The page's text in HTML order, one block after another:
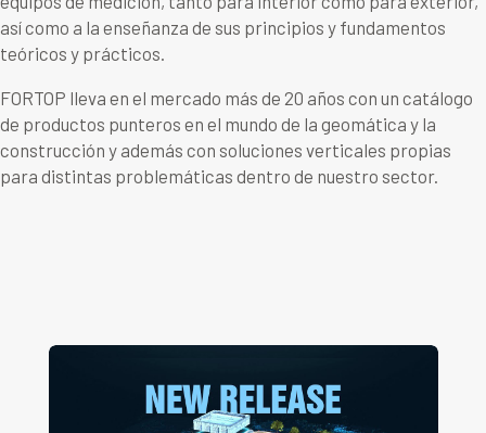
así como a la enseñanza de sus principios y fundamentos
teóricos y prácticos.
FORTOP lleva en el mercado más de 20 años con un catálogo
de productos punteros en el mundo de la geomática y la
construcción y además con soluciones verticales propias
para distintas problemáticas dentro de nuestro sector.